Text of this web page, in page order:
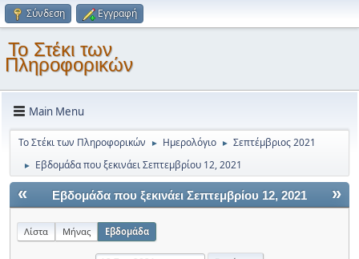
Σύνδεση Εγγραφή
Το Στέκι των
Πληροφορικών
Main Menu
Το Στέκι των Πληροφορικών ► Ημερολόγιο ► Σεπτέμβριος 2021
► Εβδομάδα που ξεκινάει Σεπτεμβρίου 12, 2021
« »
Εβδομάδα που ξεκινάει Σεπτεμβρίου 12, 2021
Λίστα Μήνας Εβδομάδα